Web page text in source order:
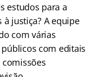
estudos para a
justiça? A equipe
com várias
com editais